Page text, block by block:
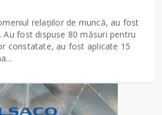
relațiilor de muncă, au fost
fost dispuse 80 măsuri pentru
constatate, au fost aplicate 15